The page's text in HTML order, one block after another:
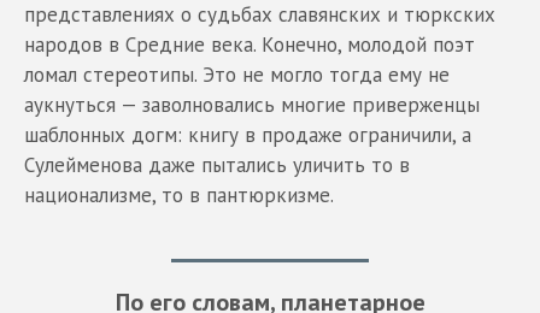
представлениях о судьбах славянских и тюркских
народов в Средние века. Конечно, молодой поэт
ломал стереотипы. Это не могло тогда ему не
аукнуться — заволновались многие приверженцы
шаблонных догм: книгу в продаже ограничили, а
Сулейменова даже пытались уличить то в
национализме, то в пантюркизме.
По его словам, планетарное